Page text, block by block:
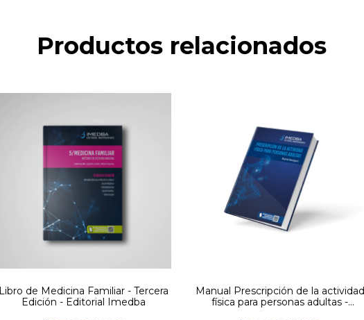
Productos relacionados
Libro de Medicina Familiar - Tercera
Edición - Editorial Imedba
Manual Prescripción de la actividad
física para personas adultas -